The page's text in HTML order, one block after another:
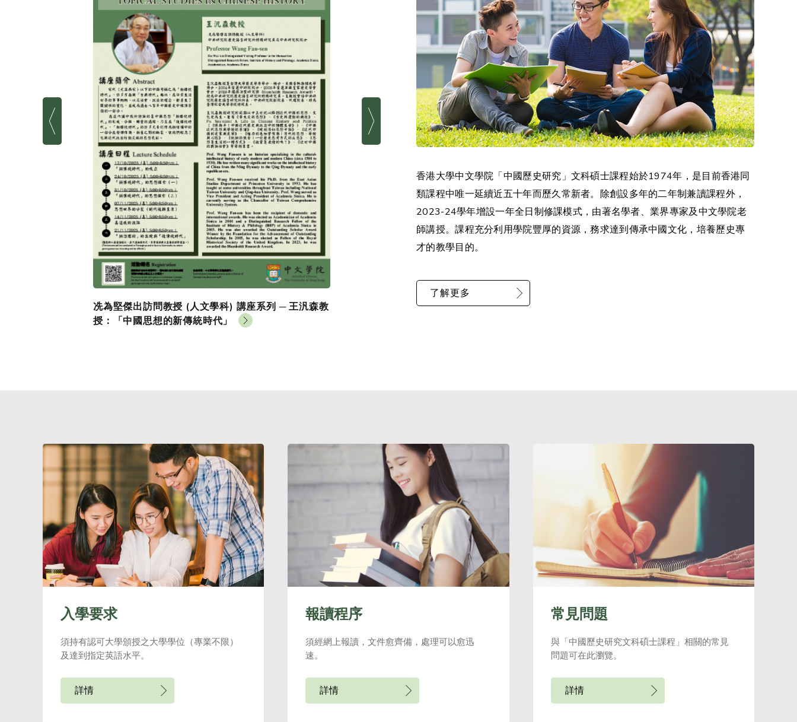
冼為堅傑出訪問教授 (人文學科) 講座系列 ─ 王汎森教
授：「中國思想的新傳統時代」
英國泰晤士高等教育(THE)國際化大學排名
香港大學中文學院「中國歷史研究」文科碩士課程始於1974年，是目前香港同
類課程中唯一延續近五十年而歷久常新者。除創設多年的二年制兼讀課程外，
2023-24學年增設一年全日制修課模式，由著名學者、業界專家及中文學院老
師講授。課程充分利用學院豐厚的資源，務求達到傳承中國文化，培養歷史專
才的教學目的。
了解更多
入學要求
須持有認可大學頒授之大學學位（專業不限）
及達到指定英語水平。
詳情
報讀程序
須經網上報讀，文件愈齊備，處理可以愈迅
速。
詳情
常見問題
與「中國歷史研究文科碩士課程」相關的常見
問題可在此瀏覽。
詳情